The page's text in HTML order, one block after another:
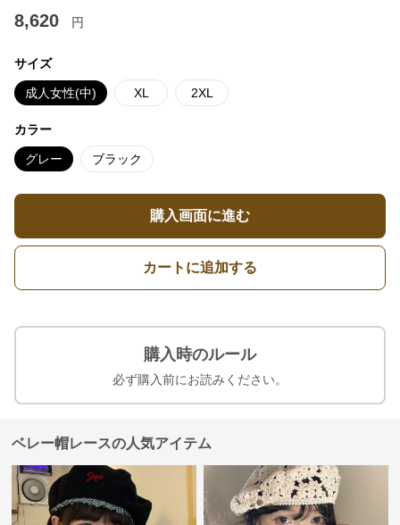
8,620 円
サイズ
成人女性(中) XL 2XL
カラー
グレー ブラック
購入画面に進む
カートに追加する
購入時のルール
必ず購入前にお読みください。
ベレー帽レースの人気アイテム